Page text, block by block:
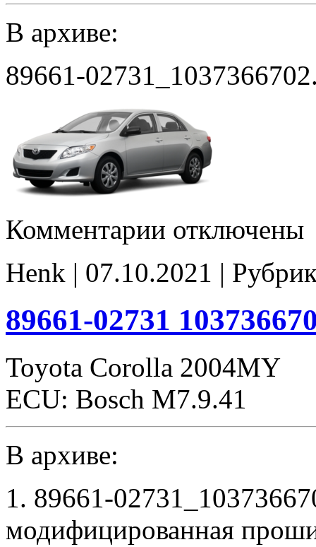
В архиве:
89661-
Комментарии записи
stock
отключены
Henk | 07.10.2021 |
89661-02731
Toyota Corolla 2004MY
ECU: Bosch M7.9.41
В архиве:
1. 89661-
модифицированная